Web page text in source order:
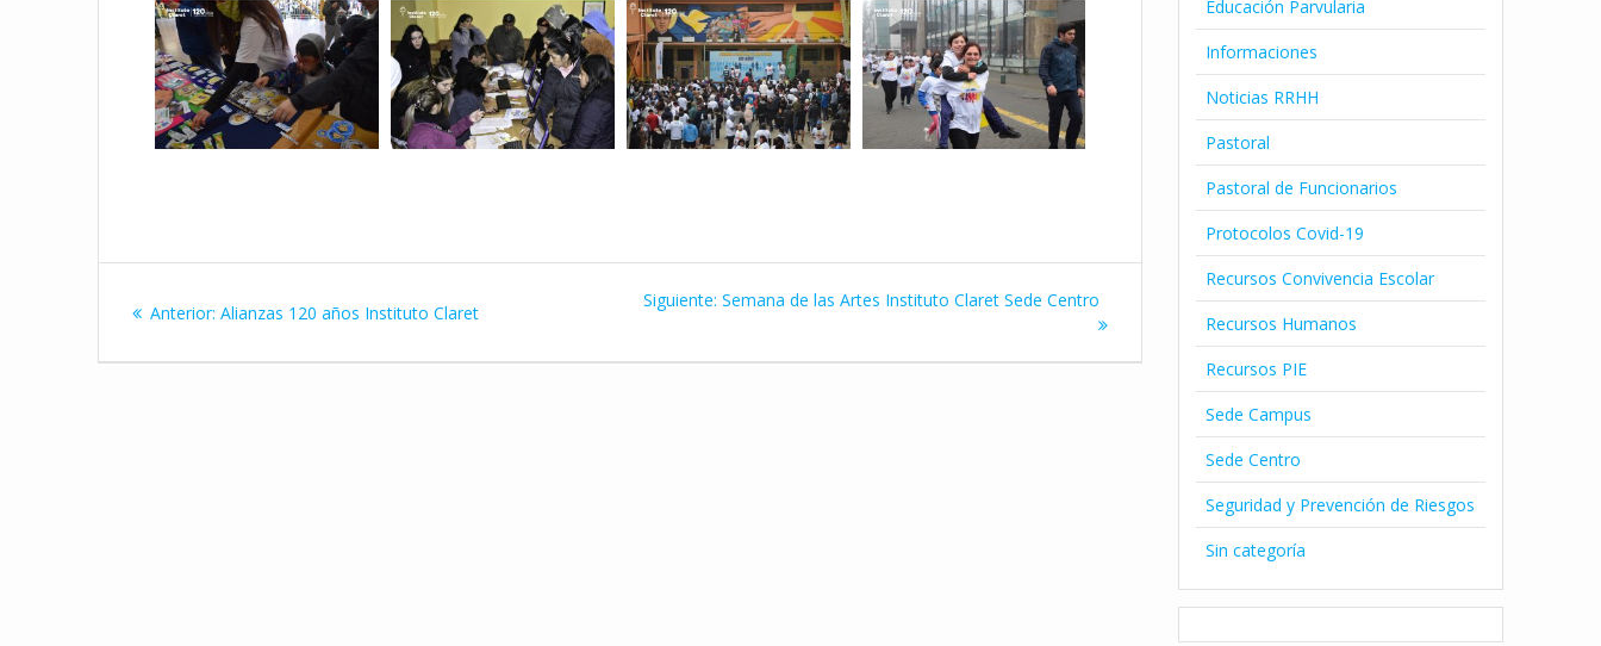
de Anterior: Entrada
Alianzas 120 años Instituto Claret
Siguiente: Siguiente
Semana de las Artes Instituto Claret Sede Centro
Educación Parvularia
Informaciones
Noticias RRHH
Pastoral
Pastoral de Funcionarios
Protocolos Covid-19
Recursos Convivencia Escolar
Recursos Humanos
Recursos PIE
Sede Campus
Sede Centro
Seguridad y Prevención de Riesgos
Sin categoría